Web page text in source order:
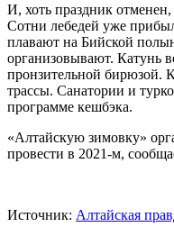
И, хоть праздник
Сотни лебедей уже
плавают на Бийской
организовывают. Катунь
пронзительной бирюзой.
трассы. Санатории и
программе кешбэка.
«Алтайскую зимовку»
провести в 2021-м,
Источник: Алтайская